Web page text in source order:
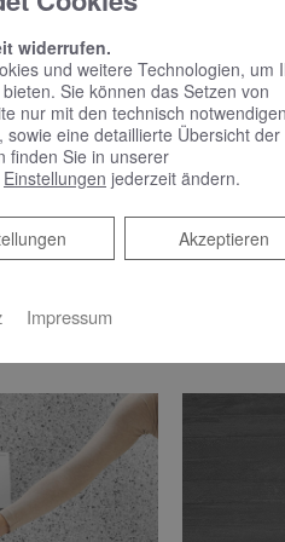
auch mit äußeren Werten:
ist mit einer
Funktion
mit nur einem Handgriff
So können
Stellen.
KeraTect erhältlich,
da sich Schmutz und
widerrufen.
und weitere Technologien, um
Sie können das Setzen von
nur mit den technisch notwendigen
eine detaillierte Übersicht der
finden Sie in unserer
Einstellungen jederzeit ändern.
Akzeptieren
Impressum